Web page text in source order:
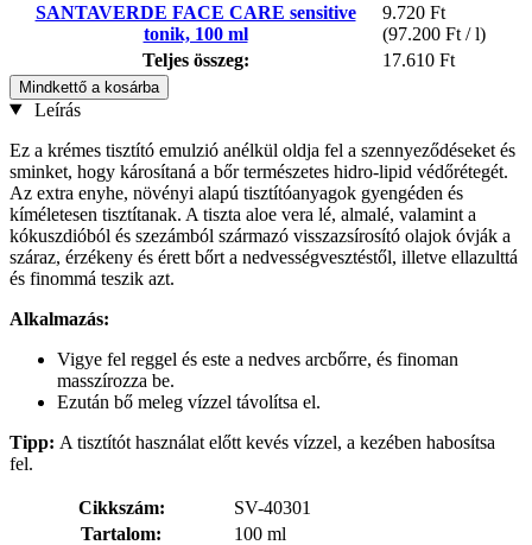
SANTAVERDE FACE CARE sensitive
tonik, 100 ml
9.720 Ft
(97.200 Ft / l)
Teljes összeg:
17.610 Ft
Mindkettő a kosárba
Leírás
Ez a krémes tisztító emulzió anélkül oldja fel a szennyeződéseket és
sminket, hogy károsítaná a bőr természetes hidro-lipid védőrétegét.
Az extra enyhe, növényi alapú tisztítóanyagok gyengéden és
kíméletesen tisztítanak. A tiszta aloe vera lé, almalé, valamint a
kókuszdióból és szezámból származó visszazsírosító olajok óvják a
száraz, érzékeny és érett bőrt a nedvességvesztéstől, illetve ellazulttá
és finommá teszik azt.
Alkalmazás:
Vigye fel reggel és este a nedves arcbőrre, és finoman
masszírozza be.
Ezután bő meleg vízzel távolítsa el.
Tipp: A tisztítót használat előtt kevés vízzel, a kezében habosítsa
fel.
Cikkszám:
SV-40301
Tartalom:
100 ml